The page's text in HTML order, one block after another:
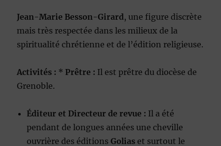
Jean-Marie Besson-Girard, une figure discrète
mais très respectée dans les milieux de la
spiritualité chrétienne et de l’édition religieuse.
Activités : * Prêtre : Il est prêtre du diocèse de
Grenoble.
Éditeur et Directeur de revue : Il a été
pendant de longues années une cheville
ouvrière des éditionsGolias et surtout le